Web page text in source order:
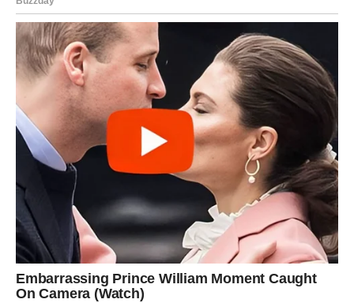
biti od velike koristi ili ćete upoznati osobu koja će imati
važnu ulogu u narednom periodu.
Sutra nije dan za brzoplete zaključke. Posmatrajte,
slušajte i vjerujte svom osjećaju. Upravo u malim
detaljima krije se odgovor koji već dugo tražite.
Vrijeme je za odluke koje vode
naprijed
Ako već neko vrijeme razmišljate da promijenite nešto u
svom životu, sutrašnji dan mogao bi biti pravi trenutak da
napravite prvi korak.